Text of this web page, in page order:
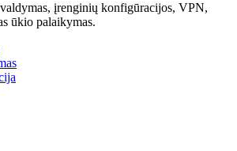
įrenginių konfigūracijos, VPN,
ūkio palaikymas.